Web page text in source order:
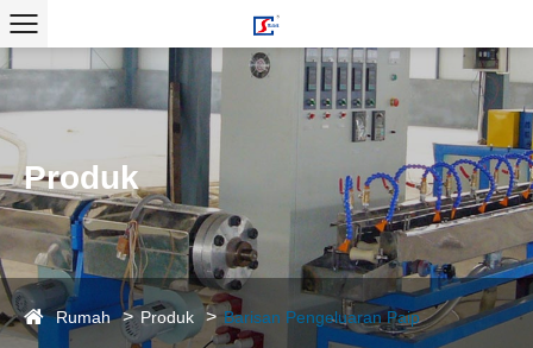
Produk
Rumah Produk Barisan Pengeluaran Paip